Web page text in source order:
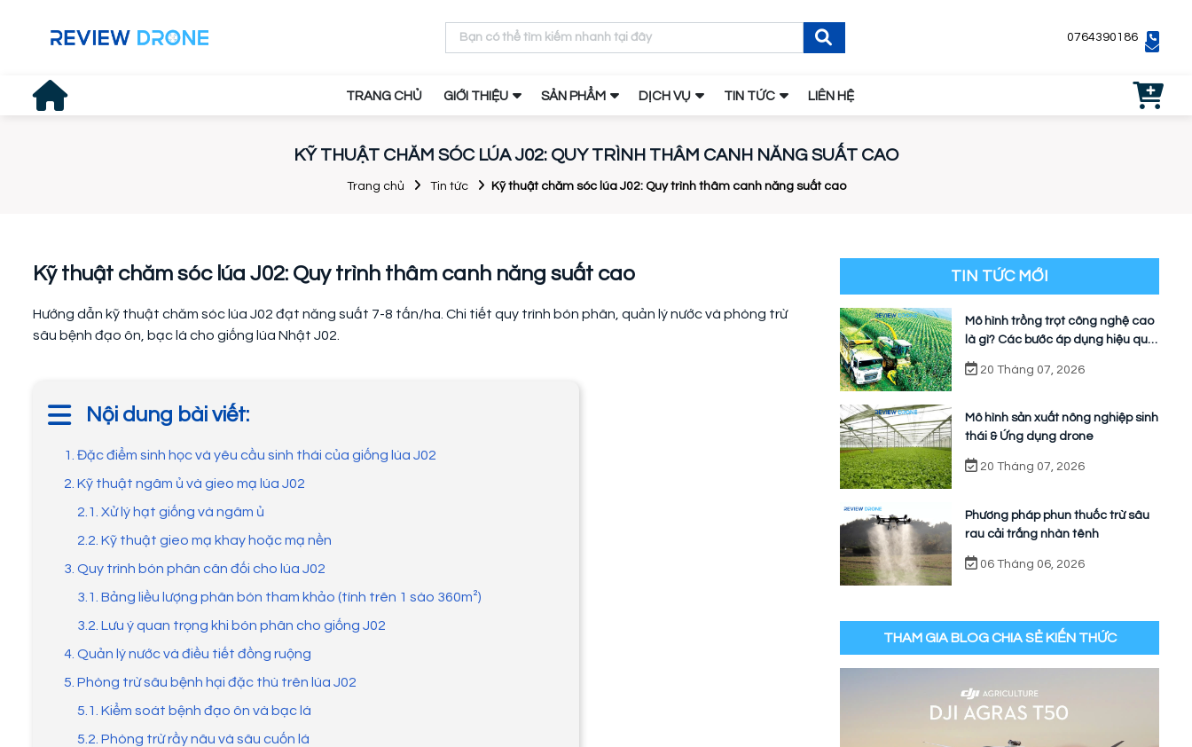
0764390186
TRANG CHỦ GIỚI THIỆU SẢN PHẨM DỊCH VỤ TIN TỨC LIÊN HỆ
KỸ THUẬT CHĂM SÓC LÚA J02: QUY TRÌNH THÂM CANH NĂNG SUẤT CAO
Trang chủ Tin tức Kỹ thuật chăm sóc lúa J02: Quy trình thâm canh năng suất cao
Kỹ thuật chăm sóc lúa J02: Quy trình thâm canh năng suất cao
Hướng dẫn kỹ thuật chăm sóc lúa J02 đạt năng suất 7-8 tấn/ha. Chi tiết quy trình bón phân, quản lý nước và phòng trừ
sâu bệnh đạo ôn, bạc lá cho giống lúa Nhật J02.
Nội dung bài viết:
1. Đặc điểm sinh học và yêu cầu sinh thái của giống lúa J02
2. Kỹ thuật ngâm ủ và gieo mạ lúa J02
2.1. Xử lý hạt giống và ngâm ủ
2.2. Kỹ thuật gieo mạ khay hoặc mạ nền
3. Quy trình bón phân cân đối cho lúa J02
3.1. Bảng liều lượng phân bón tham khảo (tính trên 1 sào 360m²)
3.2. Lưu ý quan trọng khi bón phân cho giống J02
4. Quản lý nước và điều tiết đồng ruộng
5. Phòng trừ sâu bệnh hại đặc thù trên lúa J02
5.1. Kiểm soát bệnh đạo ôn và bạc lá
5.2. Phòng trừ rầy nâu và sâu cuốn lá
TIN TỨC MỚI
Mô hình trồng trọt công nghệ cao
là gì? Các bước áp dụng hiệu quả
20 Tháng 07, 2026
Mô hình sản xuất nông nghiệp sinh
thái & Ứng dụng drone
20 Tháng 07, 2026
Phương pháp phun thuốc trừ sâu
rau cải trắng nhàn tênh
06 Tháng 06, 2026
THAM GIA BLOG CHIA SẺ KIẾN THỨC